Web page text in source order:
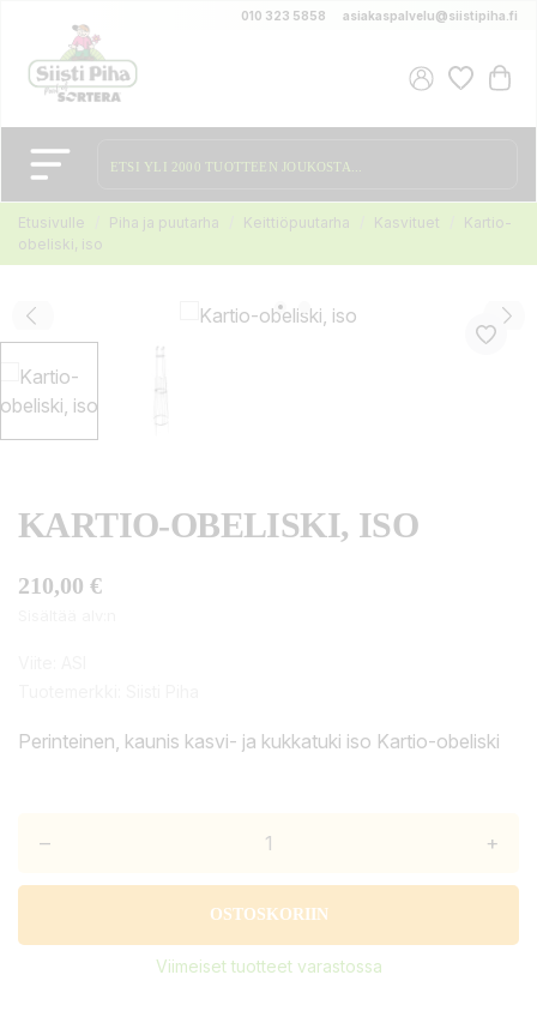
010 323 5858 asiakaspalvelu@siistipiha.fi
Etusivulle Piha ja puutarha Keittiöpuutarha Kasvituet
Kartio-
obeliski, iso
KARTIO-OBELISKI, ISO
210,00 €
Perinteinen, kaunis kasvi- ja kukkatuki iso Kartio-obeliski
– +
OSTOSKORIIN
Viimeiset tuotteet varastossa